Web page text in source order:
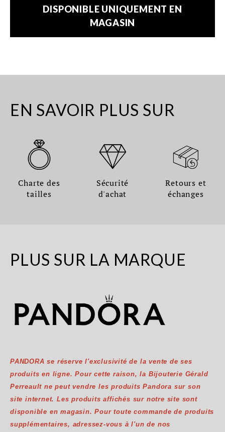
DISPONIBLE UNIQUEMENT EN
MAGASIN
EN SAVOIR PLUS SUR
Charte des
tailles
Sécurité
d'achat
Retours et
échanges
PLUS SUR LA MARQUE
PANDORA se réserve l'exclusivité de la vente de ses
produits en ligne. Pour cette raison, la Bijouterie Gérald
Perreault ne peut vendre les produits Pandora sur son
site internet. Les produits affichés sur notre site sont
disponible en magasin. Pour toute commande de produits
supplémentaires, adressez-vous à l'un de nos